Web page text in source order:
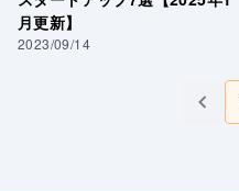
月更新】
2023/09/14